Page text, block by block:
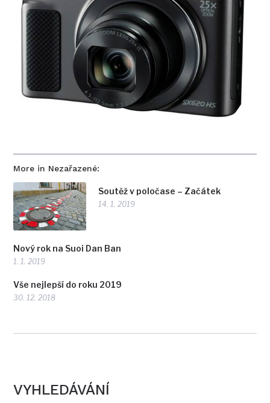
More in Nezařazené:
Soutěž v poločase – Začátek
14. 1. 2019
Nový rok na Suoi Dan Ban
1. 1. 2019
Vše nejlepší do roku 2019
30. 12. 2018
VYHLEDÁVÁNÍ